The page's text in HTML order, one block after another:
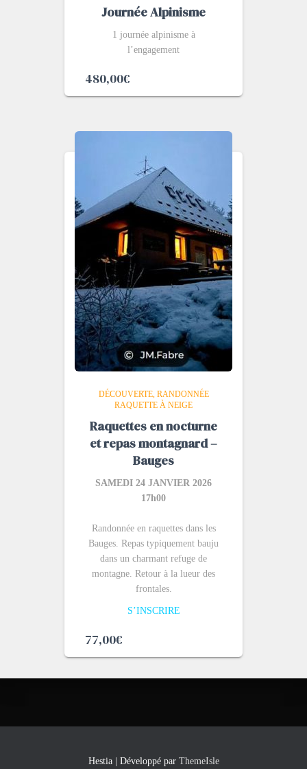
Journée Alpinisme
1 journée alpinisme à
l’engagement
480,00€
DÉCOUVERTE RANDONNÉE
RAQUETTE À NEIGE
Raquettes en nocturne
et repas montagnard –
Bauges
SAMEDI 24 JANVIER 2026
17h00
Randonnée en raquettes dans les
Bauges. Repas typiquement bauju
dans un charmant refuge de
montagne. Retour à la lueur des
frontales.
S’INSCRIRE
77,00€
Hestia | Développé par ThemeIsle